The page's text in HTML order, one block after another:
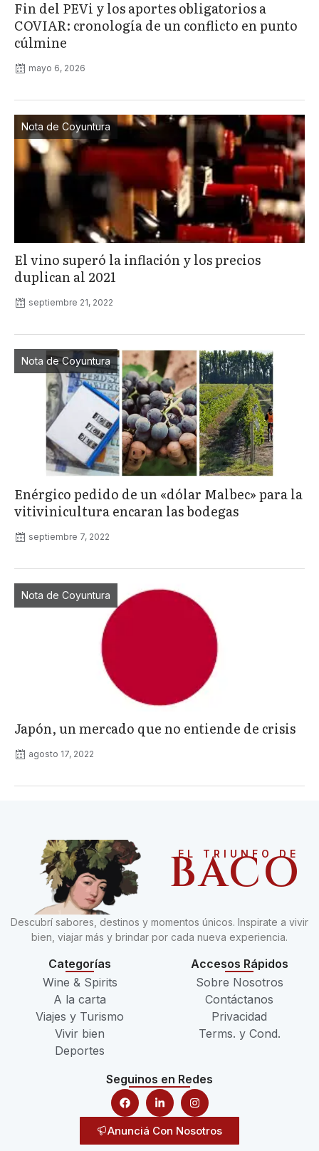
Fin del PEVi y los aportes obligatorios a
COVIAR: cronología de un conflicto en punto
cúlmine
mayo 6, 2026
Nota de Coyuntura
El vino superó la inflación y los precios
duplican al 2021
septiembre 21, 2022
Nota de Coyuntura
Enérgico pedido de un «dólar Malbec» para la
vitivinicultura encaran las bodegas
septiembre 7, 2022
Nota de Coyuntura
Japón, un mercado que no entiende de crisis
agosto 17, 2022
EL TRIUNFO DE
BACO
Descubrí sabores, destinos y momentos únicos. Inspirate a vivir
bien, viajar más y brindar por cada nueva experiencia.
Categorías
Wine & Spirits
A la carta
Viajes y Turismo
Vivir bien
Deportes
Accesos Rápidos
Sobre Nosotros
Contáctanos
Privacidad
Terms. y Cond.
Seguinos en Redes
Anunciá Con Nosotros